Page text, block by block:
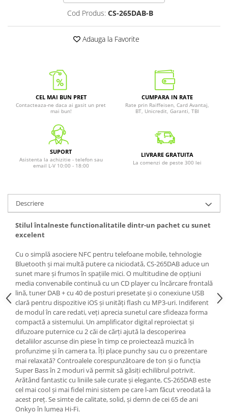
Cod Produs: CS-265DAB-B
Adauga la Favorite
CEL MAI BUN PRET
Contacteaza-ne daca ai gasit un pret
mai bun!
CUMPARA IN RATE
Rate prin Raiffeisen, Card Avantaj,
BT, Unicredit, Garanti, TBI
SUPORT
Asistenta la achizitie - telefon sau
email L-V 10:00 - 18:00
LIVRARE GRATUITA
La comenzi de peste 300 lei
Descriere
Stilul întalneste functionalitatile dintr-un pachet cu sunet
excelent
Cu o simplă asociere NFC pentru telefoane mobile, tehnologie
Bluetooth și mai multă putere ca niciodată, CS-265DAB aduce un
sunet mare și frumos în spațiile mici. O multitudine de opțiuni
media convenabile continuă cu un CD player cu încărcare frontală
lină, tuner DAB + cu 40 de posturi presetate și o conexiune USB
clară pentru dispozitive iOS și unități flash cu MP3-uri. Indiferent
de modul în care redati, veți aprecia sunetul care sfideaza forma
compactă a sistemului. Un amplificator digital reproiectat și
difuzoare puternice cu 2 căi de cărți ajută la descoperirea
detaliilor ascunse din piese în timp ce proiectează muzică în
profunzime și în camera ta. Îți place punchy sau cu o prezentare
mai relaxată? Controalele corespunzătoare de ton și o funcția
Super Bass în 2 moduri vă permit să găsiți echilibrul potrivit.
Arătând fantastic cu liniile sale curate și elegante, CS-265DAB este
cel mai cool și mai fidel mini sistem pe care l-am făcut vreodată la
acest preț. Se simte de calitate, solid, și demn de cei 65 de ani
Onkyo în lumea Hi-Fi.